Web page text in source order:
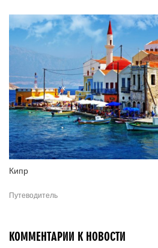
Кипр
Путеводитель
КОММЕНТАРИИ К НОВОСТИ